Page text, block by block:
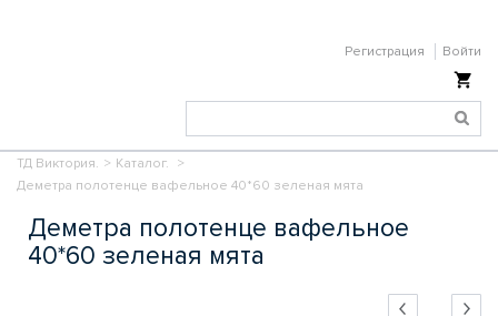
Регистрация Войти
ТД Виктория. > Каталог. >
Деметра полотенце вафельное 40*60 зеленая мята
Деметра полотенце вафельное
40*60 зеленая мята